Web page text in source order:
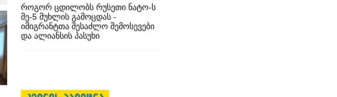
როგორ ცდილობს რუსეთი ნატო-ს
მე-5 მუხლის გამოცდას -
იმიგრანტთა შესაძლო შემოსევები
და ალიანსის პასუხი